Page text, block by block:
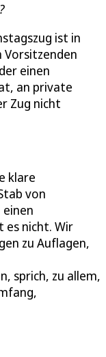
ist in
Vorsitzenden
einen
an private
Zug nicht
klare
von
es nicht. Wir
zu Auflagen,
sprich, zu allem,